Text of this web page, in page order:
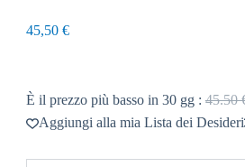
45,50 €
È il prezzo più basso in 30 gg : 45.50
Aggiungi alla mia Lista dei Desideri